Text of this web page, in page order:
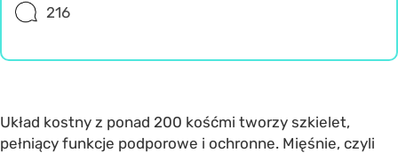
216
Układ kostny z ponad 200 kośćmi tworzy szkielet,
pełniący funkcje podporowe i ochronne. Mięśnie, czyli